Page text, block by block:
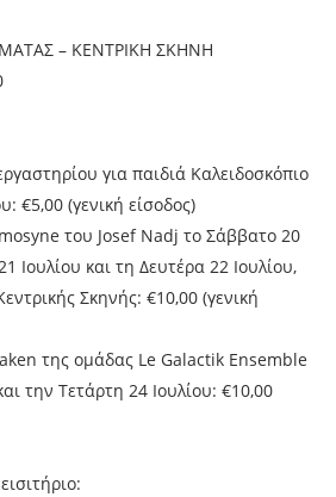
– ΚΕΝΤΡΙΚΗ ΣΚΗΝΗ
για παιδιά Καλειδοσκόπιο
€5,00 (γενική είσοδος)
του Josef Nadj το Σάββατο 20
Ιουλίου και τη Δευτέρα 22 Ιουλίου,
Σκηνής: €10,00 (γενική
της ομάδας Le Galactik Ensemble
την Τετάρτη 24 Ιουλίου: €10,00